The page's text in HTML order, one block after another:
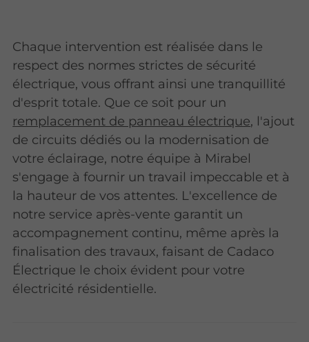
Chaque intervention est réalisée dans le
respect des normes strictes de sécurité
électrique, vous offrant ainsi une tranquillité
d'esprit totale. Que ce soit pour un
remplacement de panneau électrique, l'ajout
de circuits dédiés ou la modernisation de
votre éclairage, notre équipe à Mirabel
s'engage à fournir un travail impeccable et à
la hauteur de vos attentes. L'excellence de
notre service après-vente garantit un
accompagnement continu, même après la
finalisation des travaux, faisant de Cadaco
Électrique le choix évident pour votre
électricité résidentielle.